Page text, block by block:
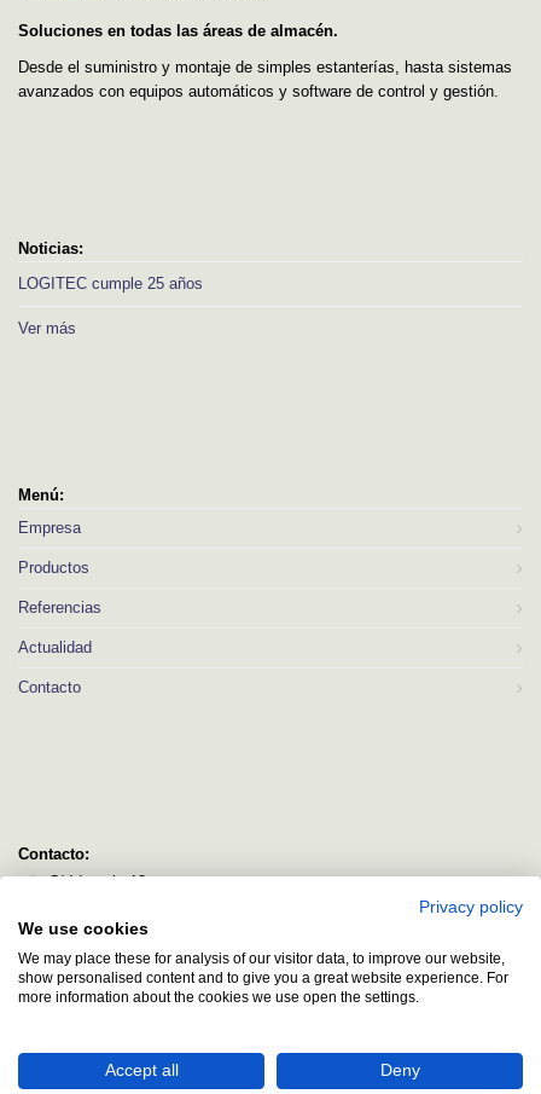
Soluciones en todas las áreas de almacén.
Desde el suministro y montaje de simples estanterías, hasta sistemas
avanzados con equipos automáticos y software de control y gestión.
Noticias:
LOGITEC cumple 25 años
Ver más
Menú:
Empresa
Productos
Referencias
Actualidad
Contacto
Contacto:
C/ Idorsolo 13
Bizkaia
logitec@logitecsl.net
+34 944 544 580
Privacy policy
We use cookies
We may place these for analysis of our visitor data, to improve our website,
show personalised content and to give you a great website experience. For
more information about the cookies we use open the settings.
Accept all Deny